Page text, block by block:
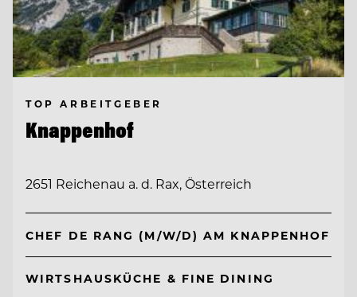
TOP ARBEITGEBER
Knappenhof
2651 Reichenau a. d. Rax, Österreich
CHEF DE RANG (M/W/D) AM KNAPPENHOF
WIRTSHAUSKÜCHE & FINE DINING